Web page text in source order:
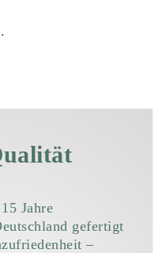
Jahre
gefertigt
–